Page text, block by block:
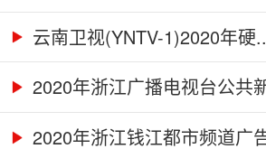
云南卫视(YNTV-1)2020年硬
2020年浙江广播电视台公共
2020年浙江钱江都市频道广